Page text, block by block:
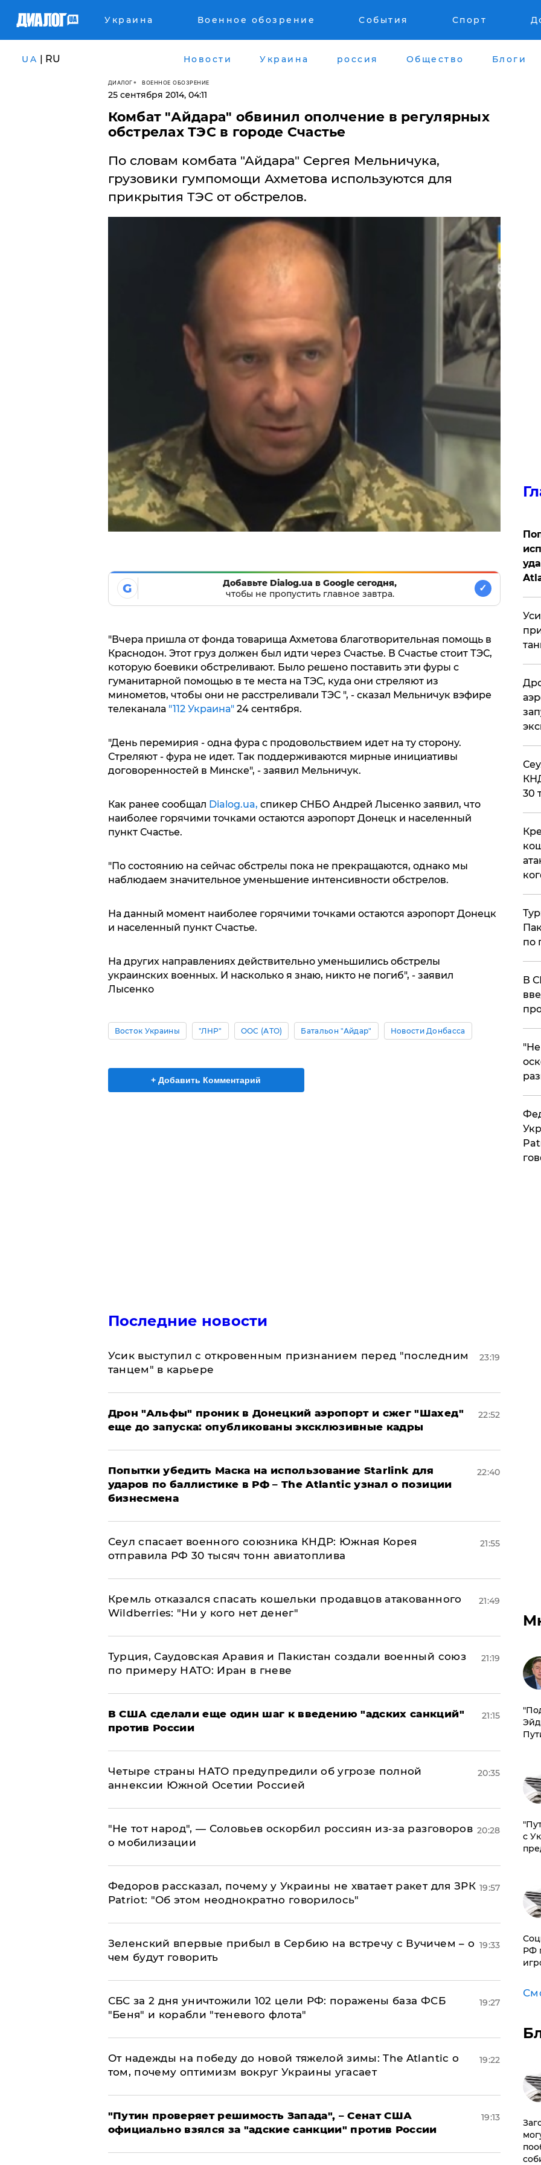
Украина Военное обозрение События Спорт
UA | RU Новости Украина россия Общество Блоги
ДИАЛОГ ВОЕННОЕ ОБОЗРЕНИЕ
25 сентября 2014, 04:11
Комбат "Айдара" обвинил ополчение в регулярных
обстрелах ТЭС в городе Счастье
По словам комбата "Айдара" Сергея Мельничука,
грузовики гумпомощи Ахметова используются для
прикрытия ТЭС от обстрелов.
G
Добавьте Dialog.ua в Google сегодня,
чтобы не пропустить главное завтра.
✓
"Вчера пришла от фонда товарища Ахметова благотворительная помощь в
Краснодон. Этот груз должен был идти через Счастье. В Счастье стоит ТЭС,
которую боевики обстреливают. Было решено поставить эти фуры с
гуманитарной помощью в те места на ТЭС, куда они стреляют из
минометов, чтобы они не расстреливали ТЭС ", - сказал Мельничук вэфире
телеканала "112 Украина"24 сентября.
"День перемирия - одна фура с продовольствием идет на ту сторону.
Стреляют - фура не идет. Так поддерживаются мирные инициативы
договоренностей в Минске", - заявил Мельничук.
Как ранее сообщал Dialog.ua, спикер СНБО Андрей Лысенко заявил, что
наиболее горячими точками остаются аэропорт Донецк и населенный
пункт Счастье.
"По состоянию на сейчас обстрелы пока не прекращаются, однако мы
наблюдаем значительное уменьшение интенсивности обстрелов.
На данный момент наиболее горячими точками остаются аэропорт Донецк
и населенный пункт Счастье.
На других направлениях действительно уменьшились обстрелы
украинских военных. И насколько я знаю, никто не погиб", - заявил
Лысенко
Восток Украины "ЛНР" ООС (АТО) Батальон "Айдар" Новости Донбасса
+ Добавить Комментарий
Последние новости
Усик выступил с откровенным признанием перед "последним
танцем" в карьере
23:19
Дрон "Альфы" проник в Донецкий аэропорт и сжег "Шахед"
еще до запуска: опубликованы эксклюзивные кадры
22:52
Попытки убедить Маска на использование Starlink для
ударов по баллистике в РФ – The Atlantic узнал о позиции
бизнесмена
22:40
​Сеул спасает военного союзника КНДР: Южная Корея
отправила РФ 30 тысяч тонн авиатоплива
21:55
Кремль отказался спасать кошельки продавцов атакованного
Wildberries: "Ни у кого нет денег"
21:49
Турция, Саудовская Аравия и Пакистан создали военный союз
по примеру НАТО: Иран в гневе
21:19
В США сделали еще один шаг к введению "адских санкций"
против России
21:15
Четыре страны НАТО предупредили об угрозе полной
аннексии Южной Осетии Россией
20:35
​"Не тот народ", — Соловьев оскорбил россиян из-за разговоров
о мобилизации
20:28
Федоров рассказал, почему у Украины не хватает ракет для ЗРК
Patriot: "Об этом неоднократно говорилось"
19:57
Зеленский впервые прибыл в Сербию на встречу с Вучичем – о
чем будут говорить
19:33
СБС за 2 дня уничтожили 102 цели РФ: поражены база ФСБ
"Беня" и корабли "теневого флота"
19:27
От надежды на победу до новой тяжелой зимы: The Atlantic о
том, почему оптимизм вокруг Украины угасает
19:22
"Путин проверяет решимость Запада", – Сенат США
официально взялся за "адские санкции" против России
19:13
30
по
В
с
РФ